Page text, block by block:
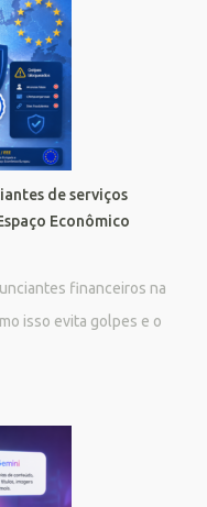
de serviços
Econômico
financeiros na
isso evita golpes e o